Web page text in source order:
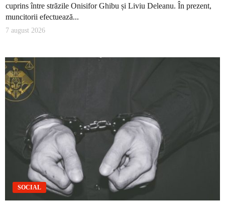
cuprins între străzile Onisifor Ghibu și Liviu Deleanu. În prezent,
muncitorii efectuează...
7 august 2026
SOCIAL